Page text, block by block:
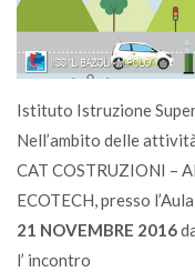
Istituto Istruzione
Nell’ambito delle
CAT COSTRUZIONI –
ECOTECH, presso
21 NOVEMBRE 2016
l’ incontro